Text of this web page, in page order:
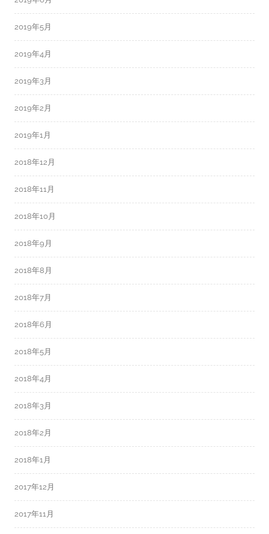
2019年5月
2019年4月
2019年3月
2019年2月
2019年1月
2018年12月
2018年11月
2018年10月
2018年9月
2018年8月
2018年7月
2018年6月
2018年5月
2018年4月
2018年3月
2018年2月
2018年1月
2017年12月
2017年11月